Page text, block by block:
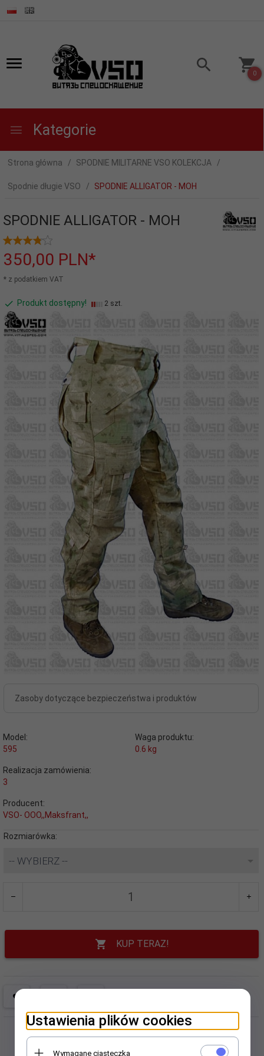
0
Kategorie
Strona główna SPODNIE MILITARNE VSO KOLEKCJA
Spodnie długie VSO SPODNIE ALLIGATOR - MOH
SPODNIE ALLIGATOR - MOH
350,00 PLN*
* z podatkiem VAT
Produkt dostępny! 2 szt.
Zasoby dotyczące bezpieczeństwa i produktów
Model:
595
Waga produktu:
0.6 kg
Realizacja zamówienia:
3
Producent:
VSO- OOO,,Maksfrant,,
Rozmiarówka:
-- WYBIERZ --
KUP TERAZ!
Ustawienia plików cookies
Wymagane ciasteczka